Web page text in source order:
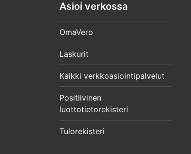
Asioi verkossa
OmaVero
Laskurit
Kaikki verkkoasiointipalvelut
Positiivinen
luottotietorekisteri
Tulorekisteri